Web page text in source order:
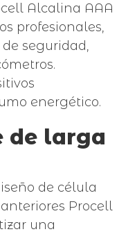
Alcalina AAA
profesionales,
seguridad,
energético.
de larga
de célula
Procell
una